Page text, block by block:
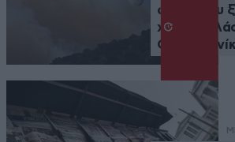
φωτιά που
χαμηλή